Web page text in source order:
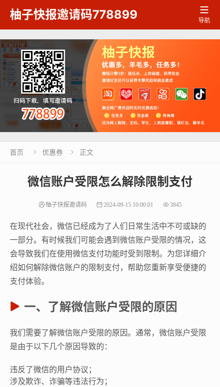
柚子快报邀请码778899 
导航
首页  优惠券  正文
微信账户受限怎么解除限制支付
柚子快报邀请码 2024-09-15 10:00:01 3845
在现代社会，微信已经成为了人们日常生活中不可或缺的
一部分。有时候我们可能会遇到微信账户受限的情况，这
会导致我们在使用微信支付功能时受到限制。为您详细介
绍如何解除微信账户的限制支付，帮助您重新享受便捷的
支付体验。
一、了解微信账户受限的原因
我们需要了解微信账户受限的原因。通常，微信账户受限
是由于以下几个原因导致的：
违反了微信的用户协议；
涉及欺诈、诈骗等违法行为；